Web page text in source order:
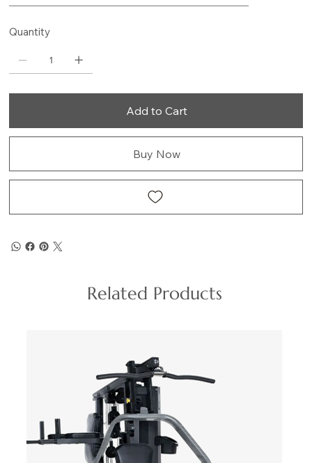
Quantity
Add to Cart
Buy Now
Related Products